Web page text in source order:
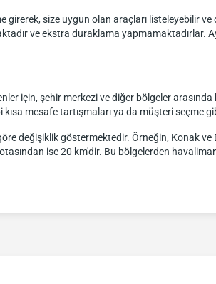
size uygun olan araçları listeleyebilir
ve ekstra duraklama yapmamaktadırlar.
için, şehir merkezi ve diğer bölgeler
mesafe tartışmaları ya da müşteri seçme
değişiklik göstermektedir. Örneğin, Konak
ise 20 km'dir. Bu bölgelerden